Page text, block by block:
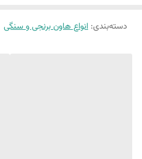
دسته‌بندی: انواع هاون برنجی و سنگی